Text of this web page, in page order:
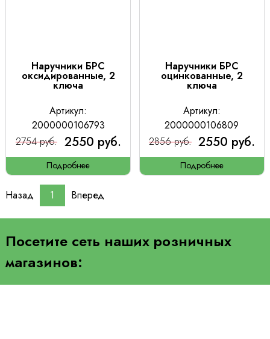
Наручники БРС
оксидированные, 2
ключа
Артикул:
2000000106793
2754 руб. 2550 руб.
Подробнее
Наручники БРС
оцинкованные, 2
ключа
Артикул:
2000000106809
2856 руб. 2550 руб.
Подробнее
Назад 1 Вперед
Посетите сеть наших розничных
магазинов: